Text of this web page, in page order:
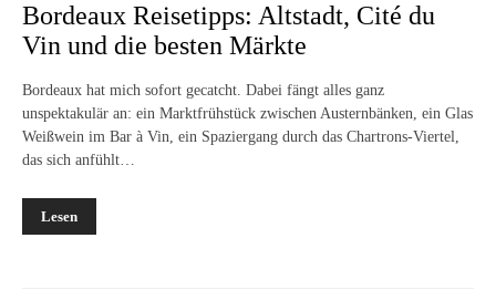
Bordeaux Reisetipps: Altstadt, Cité du
Vin und die besten Märkte
Bordeaux hat mich sofort gecatcht. Dabei fängt alles ganz
unspektakulär an: ein Marktfrühstück zwischen Austernbänken, ein Glas
Weißwein im Bar à Vin, ein Spaziergang durch das Chartrons-Viertel,
das sich anfühlt…
Lesen